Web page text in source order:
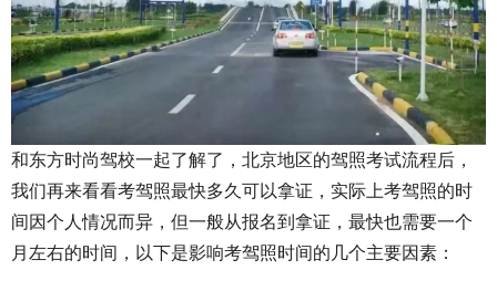
和东方时尚驾校一起了解了，北京地区的驾照考试流程后，
我们再来看看考驾照最快多久可以拿证，实际上考驾照的时
间因个人情况而异，但一般从报名到拿证，最快也需要一个
月左右的时间，以下是影响考驾照时间的几个主要因素：